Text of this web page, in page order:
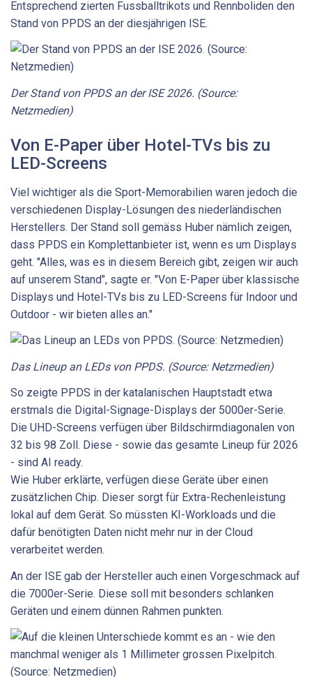
Entsprechend zierten Fussballtrikots und Rennboliden den
Stand von PPDS an der diesjährigen ISE.
Der Stand von PPDS an der ISE 2026. (Source:
Netzmedien)
Von E-Paper über Hotel-TVs bis zu
LED-Screens
Viel wichtiger als die Sport-Me­mo­ra­bi­li­en waren jedoch die
verschiedenen Display-Lösungen des niederländischen
Herstellers. Der Stand soll gemäss Huber nämlich zeigen,
dass PPDS ein Komplettanbieter ist, wenn es um Displays
geht. "Alles, was es in diesem Bereich gibt, zeigen wir auch
auf unserem Stand", sagte er. "Von E-Paper über klassische
Displays und Hotel-TVs bis zu LED-Screens für Indoor und
Outdoor - wir bieten alles an."
Das Lineup an LEDs von PPDS. (Source: Netzmedien)
So zeigte PPDS in der katalanischen Hauptstadt etwa
erstmals die Digital-Signage-Displays der 5000er-Serie.
Die UHD-Screens verfügen über Bildschirmdiagonalen von
32 bis 98 Zoll. Diese - sowie das gesamte Lineup für 2026
- sind AI ready.
Wie Huber erklärte, verfügen diese Geräte über einen
zusätzlichen Chip. Dieser sorgt für Extra-Rechenleistung
lokal auf dem Gerät. So müssten KI-Workloads und die
dafür benötigten Daten nicht mehr nur in der Cloud
verarbeitet werden.
An der ISE gab der Hersteller auch einen Vorgeschmack auf
die 7000er-Serie. Diese soll mit besonders schlanken
Geräten und einem dünnen Rahmen punkten.